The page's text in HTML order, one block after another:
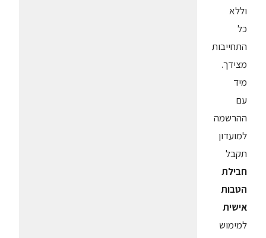
וללא
כל
התחייבות
מצידך.
מיד
עם
ההרשמה
למועדון
תקבל
חבילת
הטבות
אישית
למימוש